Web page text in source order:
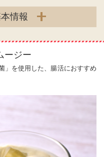
情報
ージー
」を使用した、腸活におすすめ